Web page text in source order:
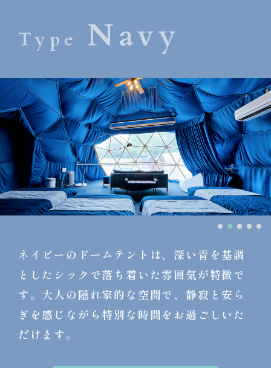
Type Navy
ネイビーのドームテントは、深い青を基調
としたシックで落ち着いた雰囲気が特徴で
す。 大人の隠れ家的な空間で、 静寂と安ら
ぎを感じながら特別な時間をお過ごしいた
だけます。